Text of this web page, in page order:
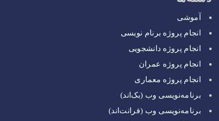
آموشی
انجام پروژه برنام نویسی
انجام پروژه دانشجویی
انجام پروژه عمران
انجام پروژه معماری
برنامه‌نویسی وب (بک‌اند)
برنامه‌نویسی وب (فرانت‌اند)